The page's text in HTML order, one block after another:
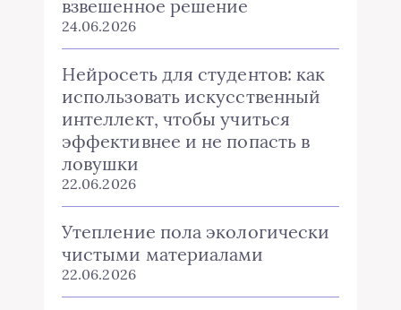
взвешенное решение
24.06.2026
Нейросеть для студентов: как
использовать искусственный
интеллект, чтобы учиться
эффективнее и не попасть в
ловушки
22.06.2026
Утепление пола экологически
чистыми материалами
22.06.2026